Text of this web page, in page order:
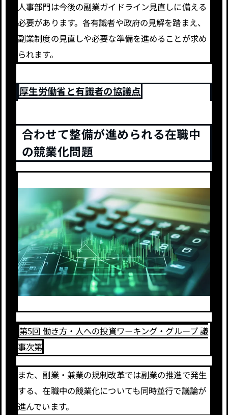
人事部門は今後の副業ガイドライン見直しに備える
必要があります。各有識者や政府の見解を踏まえ、
副業制度の見直しや必要な準備を進めることが求め
られます。
厚生労働省と有識者の協議点
合わせて整備が進められる在職中
の競業化問題
第5回 働き方・人への投資ワーキング・グループ 議
事次第
また、副業・兼業の規制改革では副業の推進で発生
する、在職中の競業化についても同時並行で議論が
進んでいます。